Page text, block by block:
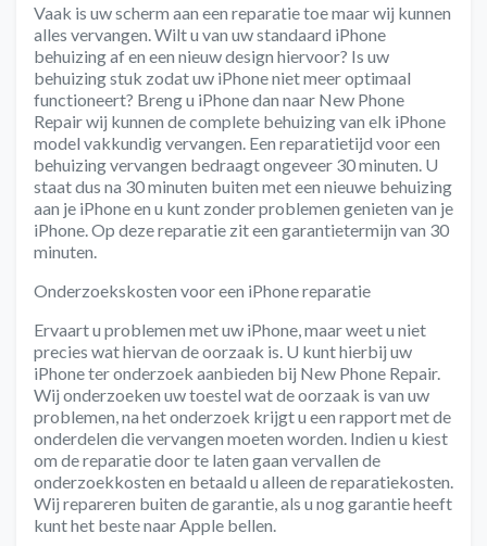
Vaak is uw scherm aan een reparatie toe maar wij kunnen
alles vervangen. Wilt u van uw standaard iPhone
behuizing af en een nieuw design hiervoor? Is uw
behuizing stuk zodat uw iPhone niet meer optimaal
functioneert? Breng u iPhone dan naar New Phone
Repair wij kunnen de complete behuizing van elk iPhone
model vakkundig vervangen. Een reparatietijd voor een
behuizing vervangen bedraagt ongeveer 30 minuten. U
staat dus na 30 minuten buiten met een nieuwe behuizing
aan je iPhone en u kunt zonder problemen genieten van je
iPhone. Op deze reparatie zit een garantietermijn van 30
minuten.
Onderzoekskosten voor een iPhone reparatie
Ervaart u problemen met uw iPhone, maar weet u niet
precies wat hiervan de oorzaak is. U kunt hierbij uw
iPhone ter onderzoek aanbieden bij New Phone Repair.
Wij onderzoeken uw toestel wat de oorzaak is van uw
problemen, na het onderzoek krijgt u een rapport met de
onderdelen die vervangen moeten worden. Indien u kiest
om de reparatie door te laten gaan vervallen de
onderzoekkosten en betaald u alleen de reparatiekosten.
Wij repareren buiten de garantie, als u nog garantie heeft
kunt het beste naar Apple bellen.